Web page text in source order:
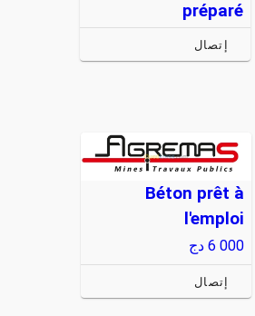
préparé
إتصال
Béton prêt à
l'emploi
6 000 دج
إتصال